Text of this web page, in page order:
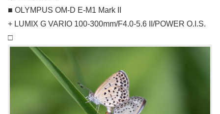
■ OLYMPUS OM-D E-M1 Mark II
+ LUMIX G VARIO 100-300mm/F4.0-5.6 II/POWER O.I.S.
□